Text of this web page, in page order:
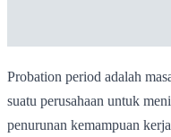
Probation period adalah
suatu perusahaan untuk
penurunan kemampuan